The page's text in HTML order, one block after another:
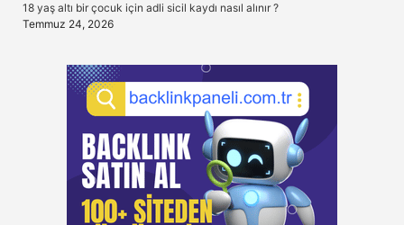
18 yaş altı bir çocuk için adli sicil kaydı nasıl alınır ?
Temmuz 24, 2026